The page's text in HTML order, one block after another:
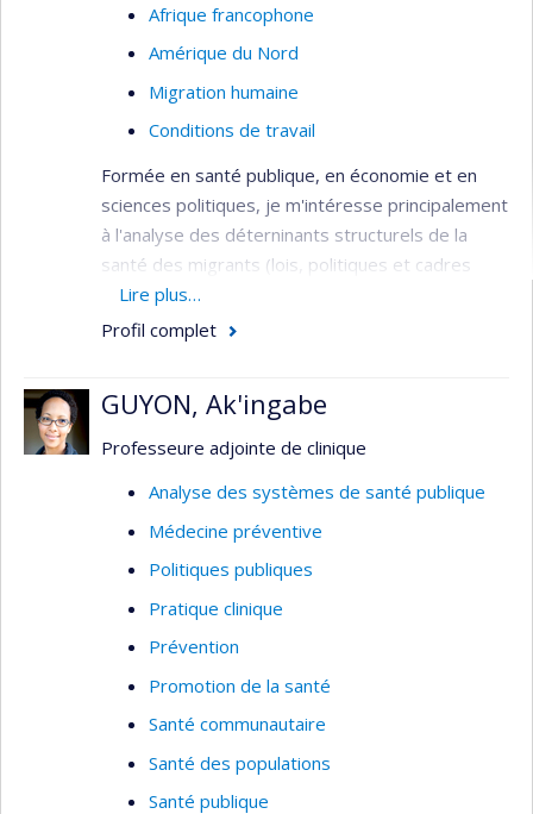
Afrique francophone
Amérique du Nord
Migration humaine
Conditions de travail
Formée en santé publique, en économie et en
sciences politiques, je m'intéresse principalement
à l'analyse des déterninants structurels de la
santé des migrants (lois, politiques et cadres
réglementaires, normes) qui façonnent les
déterminants intermédiaires de la santé
Mes projets actuels évaluent 1) l'expérience des
soins et services des personnes au statut
migratoire précaire, et 2) l’émergence et la mise
formations aux professionnels de santé pour
améliorer les réponses aux besoins diversifiés
des populations migrantes mal desservies, au
Canada et en Europe. Je mobilise les approches
usagers dans mes recherches.
Lire plus…
Profil complet
GUYON, Ak'ingabe
Professeure adjointe de clinique
Analyse des systèmes de santé publique
Médecine préventive
Politiques publiques
Pratique clinique
Prévention
Promotion de la santé
Santé communautaire
Santé des populations
Santé publique